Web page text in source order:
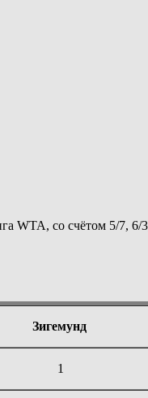
WTA, со счётом 5/7, 6/
Зигемунд
1